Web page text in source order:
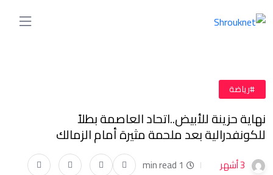
#رياضة
نهاية حزينة للأبيض..اتحاد العاصمة بطلاً
للكونفدرالية بعد ملحمة مثيرة أمام الزمالك
3 أشهر 1 min read